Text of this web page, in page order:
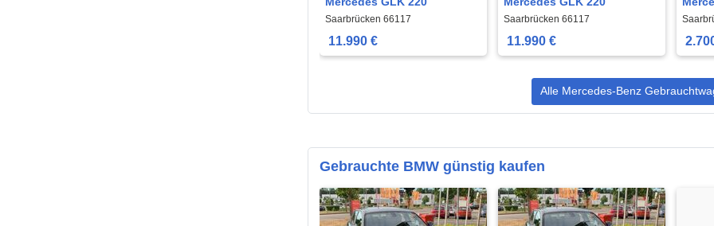
Saarbrücken 66117
11.990 €
Saarbrücken 66117
11.990 €
Alle Mercedes-Benz
Gebrauchte BMW günstig kaufen